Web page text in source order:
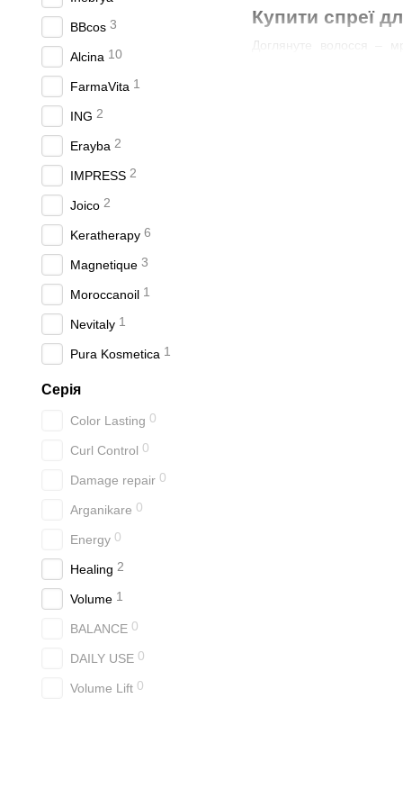
Купити спреї
Доглянуте волосся –
BBcos 3
Alcina 10
FarmaVita 1
ING 2
Erayba 2
IMPRESS 2
Joico 2
Keratherapy 6
Magnetique 3
Moroccanoil 1
Nevitaly 1
Pura Kosmetica 1
Серія
Color Lasting 0
Curl Control 0
Damage repair 0
Arganikare 0
Energy 0
Healing 2
Volume 1
BALANCE 0
DAILY USE 0
Volume Lift 0